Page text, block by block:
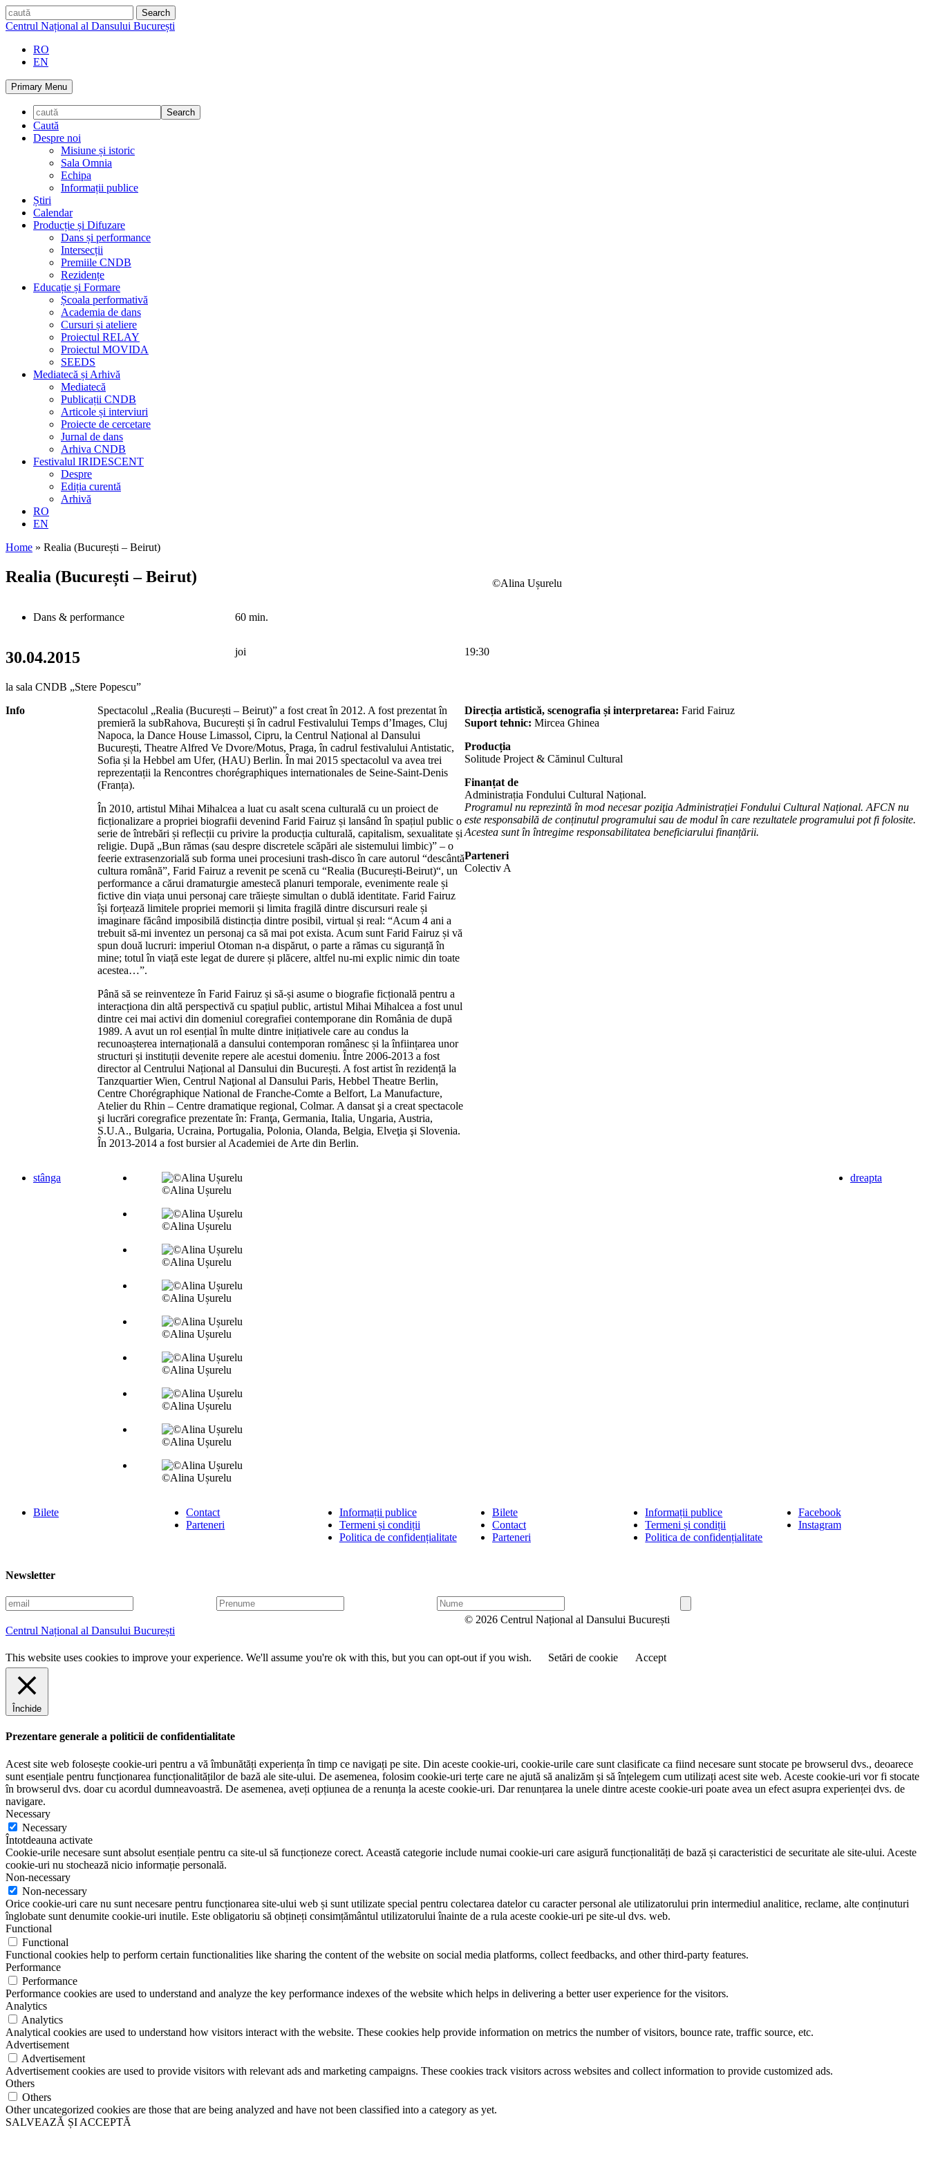
Skip
to
caută
Centrul Național al Dansului București
RO
EN
Primary Menu
Caută
Despre noi
Misiune și istoric
Sala Omnia
Echipa
Informații publice
Știri
Calendar
Producție și Difuzare
Dans și performance
Intersecții
Premiile CNDB
Rezidențe
Educație și Formare
Școala performativă
Academia de dans
Cursuri și ateliere
Proiectul RELAY
Proiectul MOVIDA
SEEDS
Mediatecă și Arhivă
Mediatecă
Publicații CNDB
Articole și interviuri
Proiecte de cercetare
Jurnal de dans
Arhiva CNDB
Festivalul IRIDESCENT
Despre
Ediția curentă
Arhivă
RO
EN
Home » Realia (București – Beirut)
Realia (București – Beirut)
Dans & performance 60 min.
©Alina Ușurelu
30.04.2015 joi 19:30
la sala CNDB „Stere Popescu”
Info
Spectacolul „Realia (București – Beirut)” a fost creat în 2012. A fost prezentat în
premieră la subRahova, București și în cadrul Festivalului Temps d’Images, Cluj
Napoca, la Dance House Limassol, Cipru, la Centrul Național al Dansului
București, Theatre Alfred Ve Dvore/Motus, Praga, în cadrul festivalului Antistatic,
Sofia și la Hebbel am Ufer, (HAU) Berlin. În mai 2015 spectacolul va avea trei
reprezentații la Rencontres chorégraphiques internationales de Seine-Saint-Denis
(Franța).
În 2010, artistul Mihai Mihalcea a luat cu asalt scena culturală cu un proiect de
ficționalizare a propriei biografii devenind Farid Fairuz și lansând în spațiul public o
serie de întrebări și reflecții cu privire la producția culturală, capitalism, sexualitate și
religie. După „Bun rămas (sau despre discretele scăpări ale sistemului limbic)” – o
feerie extrasenzorială sub forma unei procesiuni trash-disco în care autorul “descântă
cultura română”, Farid Fairuz a revenit pe scenă cu “Realia (București-Beirut)“, un
performance a cărui dramaturgie amestecă planuri temporale, evenimente reale și
fictive din viața unui personaj care trăiește simultan o dublă identitate. Farid Fairuz
își forțează limitele propriei memorii și limita fragilă dintre discursuri reale și
imaginare făcând imposibilă distincția dintre posibil, virtual și real: “Acum 4 ani a
trebuit să-mi inventez un personaj ca să mai pot exista. Acum sunt Farid Fairuz și vă
spun două lucruri: imperiul Otoman n-a dispărut, o parte a rămas cu siguranță în
mine; totul în viață este legat de durere și plăcere, altfel nu-mi explic nimic din toate
acestea…”.
Până să se reinventeze în Farid Fairuz și să-și asume o biografie ficțională pentru a
interacționa din altă perspectivă cu spațiul public, artistul Mihai Mihalcea a fost unul
dintre cei mai activi din domeniul coregrafiei contemporane din România de după
1989. A avut un rol esențial în multe dintre inițiativele care au condus la
recunoașterea internațională a dansului contemporan românesc și la înființarea unor
structuri și instituții devenite repere ale acestui domeniu. Între 2006-2013 a fost
director al Centrului Național al Dansului din București. A fost artist în rezidență la
Tanzquartier Wien, Centrul Naţional al Dansului Paris, Hebbel Theatre Berlin,
Centre Chorégraphique National de Franche-Comte a Belfort, La Manufacture,
Atelier du Rhin – Centre dramatique regional, Colmar. A dansat şi a creat spectacole
şi lucrări coregrafice prezentate în: Franţa, Germania, Italia, Ungaria, Austria,
S.U.A., Bulgaria, Ucraina, Portugalia, Polonia, Olanda, Belgia, Elveţia şi Slovenia.
În 2013-2014 a fost bursier al Academiei de Arte din Berlin.
Direcția artistică, scenografia și interpretarea: Farid Fairuz
Suport tehnic: Mircea Ghinea
Producția
Solitude Project & Căminul Cultural
Finanțat de
Administrația Fondului Cultural Național.
Programul nu reprezintă în mod necesar poziţia Administrației Fondului Cultural Național. AFCN nu
este responsabilă de conținutul programului sau de modul în care rezultatele programului pot fi folosite.
Acestea sunt în întregime responsabilitatea beneficiarului finanțării.
Parteneri
Colectiv A
stânga
©Alina Ușurelu
©Alina Ușurelu
©Alina Ușurelu
©Alina Ușurelu
©Alina Ușurelu
©Alina Ușurelu
©Alina Ușurelu
©Alina Ușurelu
©Alina Ușurelu
dreapta
Bilete
Contact
Parteneri
Informații publice
Termeni și condiții
Politica de confidențialitate
Bilete
Contact
Parteneri
Informații publice
Termeni și condiții
Politica de confidențialitate
Facebook
Instagram
Newsletter
E
m
a
i
l
P
r
u
m
N
u
Centrul Național al Dansului București
© 2026 Centrul Național al Dansului București
This website uses cookies to improve your experience. We'll assume you're ok with this, but you can opt-out if you wish. Setări de cookie Accept
Închide
Prezentare generale a politicii de confidentialitate
Acest site web folosește cookie-uri pentru a vă îmbunătăți experiența în timp ce navigați pe site. Din aceste cookie-uri, cookie-urile care sunt clasificate ca fiind necesare sunt stocate pe browserul dvs., deoarece
sunt esențiale pentru funcționarea funcționalităților de bază ale site-ului. De asemenea, folosim cookie-uri terțe care ne ajută să analizăm și să înțelegem cum utilizați acest site web. Aceste cookie-uri vor fi stocate
în browserul dvs. doar cu acordul dumneavoastră. De asemenea, aveți opțiunea de a renunța la aceste cookie-uri. Dar renunțarea la unele dintre aceste cookie-uri poate avea un efect asupra experienței dvs. de
navigare.
Necessary
Necessary
Întotdeauna activate
Cookie-urile necesare sunt absolut esențiale pentru ca site-ul să funcționeze corect. Această categorie include numai cookie-uri care asigură funcționalități de bază și caracteristici de securitate ale site-ului. Aceste
cookie-uri nu stochează nicio informație personală.
Non-necessary
Non-necessary
Orice cookie-uri care nu sunt necesare pentru funcționarea site-ului web și sunt utilizate special pentru colectarea datelor cu caracter personal ale utilizatorului prin intermediul analitice, reclame, alte conținuturi
înglobate sunt denumite cookie-uri inutile. Este obligatoriu să obțineți consimțământul utilizatorului înainte de a rula aceste cookie-uri pe site-ul dvs. web.
Functional
Functional
Functional cookies help to perform certain functionalities like sharing the content of the website on social media platforms, collect feedbacks, and other third-party features.
Performance
Performance
Performance cookies are used to understand and analyze the key performance indexes of the website which helps in delivering a better user experience for the visitors.
Analytics
Analytics
Analytical cookies are used to understand how visitors interact with the website. These cookies help provide information on metrics the number of visitors, bounce rate, traffic source, etc.
Advertisement
Advertisement
Advertisement cookies are used to provide visitors with relevant ads and marketing campaigns. These cookies track visitors across websites and collect information to provide customized ads.
Others
Others
Other uncategorized cookies are those that are being analyzed and have not been classified into a category as yet.
SALVEAZĂ ȘI ACCEPTĂ